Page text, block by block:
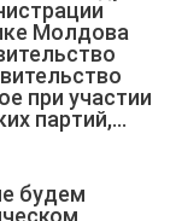
Молдова
при участии
партий,…
будем